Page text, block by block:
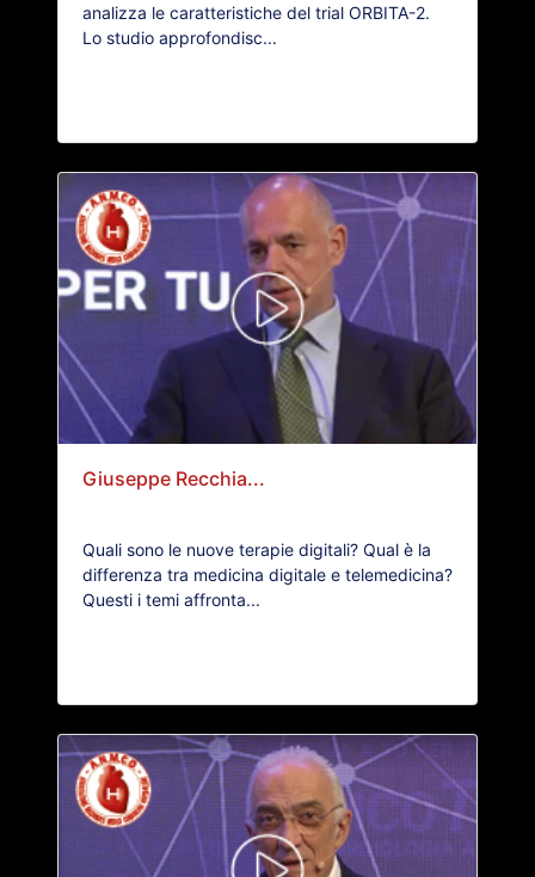
analizza le caratteristiche del trial ORBITA-2.
Lo studio approfondisc...
Giuseppe Recchia...
Quali sono le nuove terapie digitali? Qual è la
differenza tra medicina digitale e telemedicina?
Questi i temi affronta...